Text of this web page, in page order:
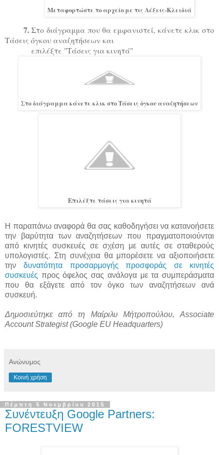
Μεταφορτώστε το αρχείο με τις Λέξεις-Κλειδιά
7.Στο διάγραμμα που θα εμφανιστεί, κάνετε κλικ στο
Τάσεις όγκου αναζητήσεων και
επιλέξτε "Τάσεις για κινητά"
Στο διάγραμμα κάνετε κλικ στο Τάσεις όγκου αναζητήσεων
Επιλέξτε τάσεις για κινητά
Η παραπάνω αναφορά θα σας καθοδηγήσει να κατανοήσετε
την βαρύτητα των αναζητήσεων που πραγματοποιούνται
από κινητές συσκευές σε σχέση με αυτές σε σταθερούς
υπολογιστές. Στη συνέχεια θα μπορέσετε να αξιοποιήσετε
την δυνατότητα προσαρμογής προσφοράς σε κινητές
συσκευές προς όφελος σας ανάλογα με τα συμπεράσματα
που θα εξάγετε από τον όγκο των αναζητήσεων ανά
συσκευή.
Δημοσιεύτηκε από τη Μαίριλυ Μήτροπούλου, Associate
Account Strategist (Google EU Headquarters)
Ανώνυμος
Κοινή χρήση
Πέμπτη 5 Νοεμβρίου 2015
Συνέντευξη Google Partners:
FORESTVIEW